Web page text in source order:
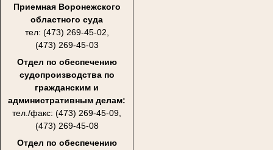
Приемная Воронежского
областного суда
тел: (473) 269-45-02,
(473) 269-45-03
Отдел по обеспечению
судопроизводства по
гражданским и
административным делам:
тел./факс: (473) 269-45-09,
(473) 269-45-08
Отдел по обеспечению